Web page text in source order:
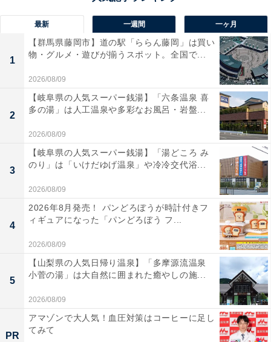
最新 一週間 一ヶ月
1
【群馬県藤岡市】道の駅「ららん藤岡」は買い
物・グルメ・遊びが揃うスポット。全国で...
2026/08/09
2
【岐阜県の人気スーパー銭湯】「六条温泉 喜
多の湯」は人工温泉や多彩なお風呂・岩盤...
2026/08/09
3
【岐阜県の人気スーパー銭湯】「湯どころ み
のり」は「いけだゆげ温泉」や冷冷交代浴...
2026/08/09
4
2026年8月発売！ パンどろぼうが時計付きフ
ィギュアになった「パンどろぼう フ...
2026/08/09
5
【山梨県の人気日帰り温泉】「多摩源流温泉
小菅の湯」は大自然に囲まれた癒やしの施...
2026/08/09
PR
アマゾンで大人気！血圧対策はコーヒーに足し
てみて